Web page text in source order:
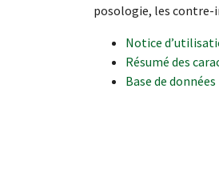
posologie, les contre-
Notice
Résumé des
Base de